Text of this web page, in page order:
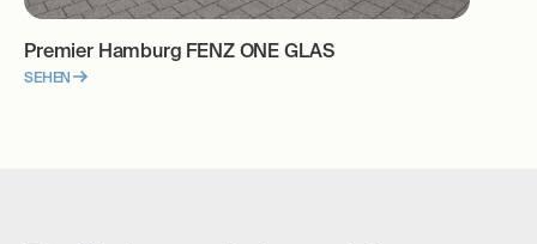
Premier Hamburg FENZ ONE GLAS
SEHEN